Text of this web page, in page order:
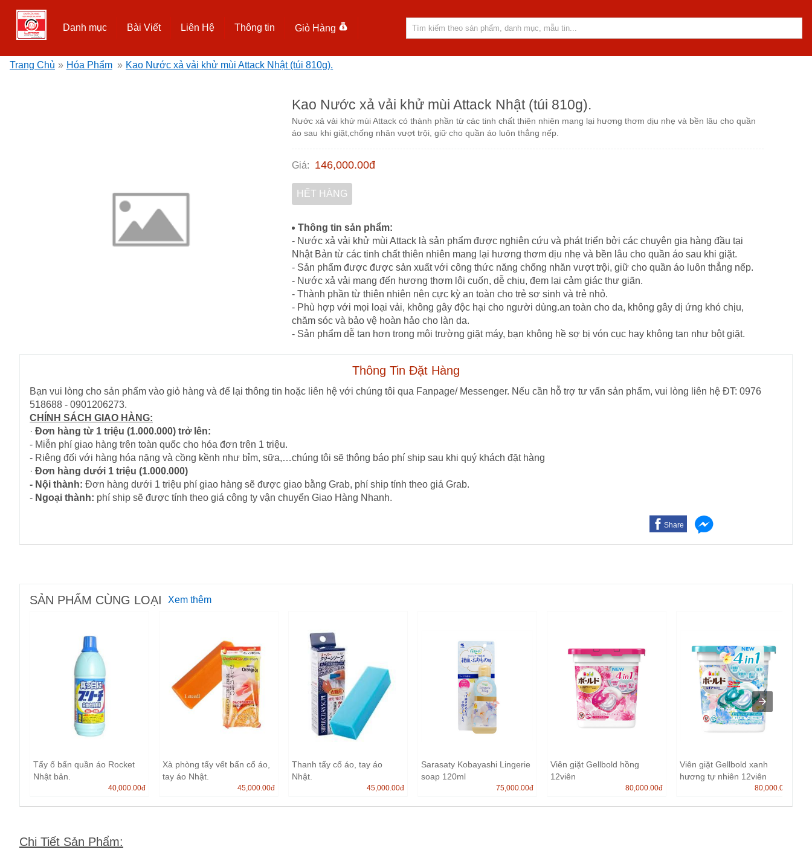
Danh mục Bài Viết Liên Hệ Thông tin Giỏ Hàng
Trang Chủ » Hóa Phẩm » Kao Nước xả vải khử mùi Attack Nhật (túi 810g).
Kao Nước xả vải khử mùi Attack Nhật (túi 810g).
Nước xả vải khử mùi Attack có thành phần từ các tinh chất thiên nhiên mang lại hương thơm dịu nhẹ và bền lâu cho quần
áo sau khi giặt,chống nhăn vượt trội, giữ cho quần áo luôn thẳng nếp.
Giá: 146,000.00đ
HẾT HÀNG
Thông tin sản phẩm:
- Nước xả vải khử mùi Attack là sản phẩm được nghiên cứu và phát triển bởi các chuyên gia hàng đầu tại
Nhật Bản từ các tinh chất thiên nhiên mang lại hương thơm dịu nhẹ và bền lâu cho quần áo sau khi giặt.
- Sản phẩm được được sản xuất với công thức năng chống nhăn vượt trội, giữ cho quần áo luôn thẳng nếp.
- Nước xả vải mang đến hương thơm lôi cuốn, dễ chịu, đem lại cảm giác thư giãn.
- Thành phần từ thiên nhiên nên cực kỳ an toàn cho trẻ sơ sinh và trẻ nhỏ.
- Phù hợp với mọi loại vải, không gây độc hại cho người dùng.an toàn cho da, không gây dị ứng khó chịu,
chăm sóc và bảo vệ hoàn hảo cho làn da.
- Sản phẩm dễ tan hơn trong môi trường giặt máy, bạn không hề sợ bị vón cục hay không tan như bột giặt.
Thông Tin Đặt Hàng
Bạn vui lòng cho sản phẩm vào giỏ hàng và để lại thông tin hoặc liên hệ với chúng tôi qua Fanpage/ Messenger. Nếu cần hỗ trợ tư vấn sản phẩm, vui lòng liên hệ ĐT: 0976
518688 - 0901206273.
CHÍNH SÁCH GIAO HÀNG:
· Đơn hàng từ 1 triệu (1.000.000) trở lên:
- Miễn phí giao hàng trên toàn quốc cho hóa đơn trên 1 triệu.
- Riêng đối với hàng hóa nặng và cồng kềnh như bỉm, sữa,…chúng tôi sẽ thông báo phí ship sau khi quý khách đặt hàng
· Đơn hàng dưới 1 triệu (1.000.000)
- Nội thành: Đơn hàng dưới 1 triệu phí giao hàng sẽ được giao bằng Grab, phí ship tính theo giá Grab.
- Ngoại thành: phí ship sẽ được tính theo giá công ty vận chuyển Giao Hàng Nhanh.
Share
SẢN PHẨM CÙNG LOẠI Xem thêm
Tẩy ố bẩn quần áo Rocket
Nhật bản.
40,000.00đ
Xà phòng tẩy vết bẩn cổ áo,
tay áo Nhật.
45,000.00đ
Thanh tẩy cổ áo, tay áo
Nhật.
45,000.00đ
Sarasaty Kobayashi Lingerie
soap 120ml
75,000.00đ
Viên giặt Gellbold hồng
12viên
80,000.00đ
Viên giặt Gellbold xanh
hương tự nhiên 12viên
80,000.00
Chi Tiết Sản Phẩm: